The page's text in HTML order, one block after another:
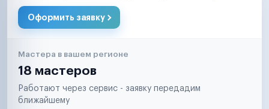
Оформить заявку
Мастера в вашем регионе
18 мастеров
Работают через сервис - заявку передадим
ближайшему